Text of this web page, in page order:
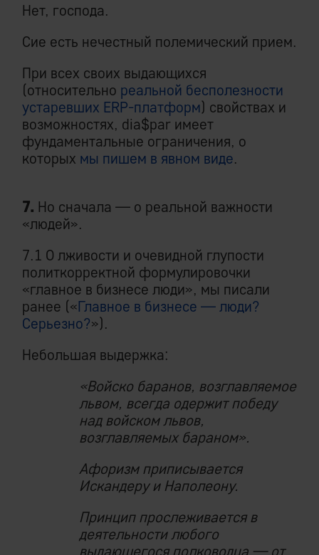
Нет, господа.
Сие есть нечестный полемический прием.
При всех своих выдающихся
(относительно реальной бесполезности
устаревших ERP-платформ) свойствах и
возможностях, dia$par имеет
фундаментальные ограничения, о
которых мы пишем в явном виде.
7. Но сначала — о реальной важности
«людей».
7.1 О лживости и очевидной глупости
политкорректной формулировочки
«главное в бизнесе люди», мы писали
ранее («Главное в бизнесе — люди?
Серьезно?»).
Небольшая выдержка:
«Войско баранов, возглавляемое
львом, всегда одержит победу
над войском львов,
возглавляемых бараном».
Афоризм приписывается
Искандеру и Наполеону.
Принцип прослеживается в
деятельности любого
выдающегося полководца — от